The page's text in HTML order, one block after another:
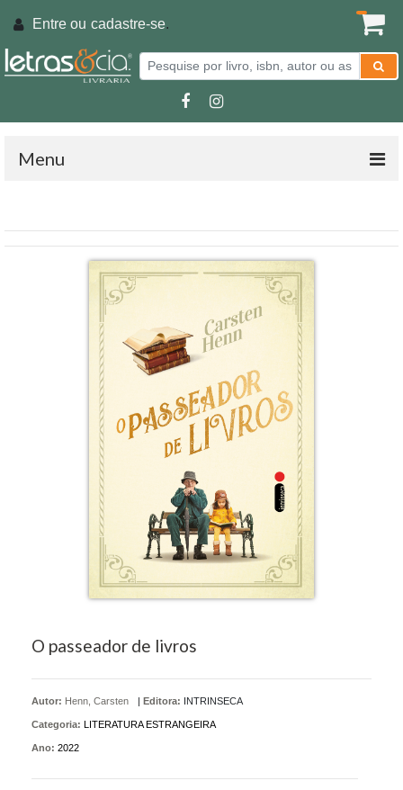
Entre ou cadastre-se.
Menu
O passeador de livros
Autor: Henn, Carsten | Editora: INTRINSECA
Categoria: LITERATURA ESTRANGEIRA
Ano: 2022